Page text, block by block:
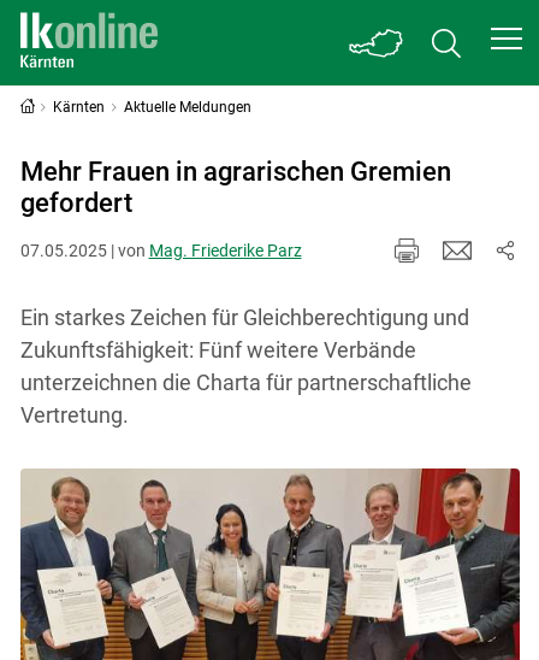
Kärnten Aktuelle Meldungen
Mehr Frauen in agrarischen Gremien
gefordert
07.05.2025 | von Mag. Friederike Parz
Ein starkes Zeichen für Gleichberechtigung und
Zukunftsfähigkeit: Fünf weitere Verbände
unterzeichnen die Charta für partnerschaftliche
Vertretung.